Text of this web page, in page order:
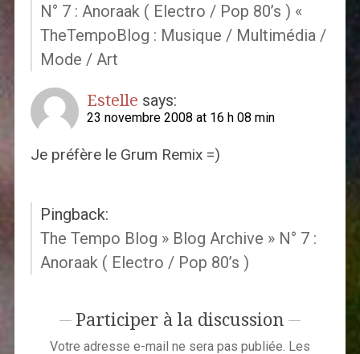
N° 7 : Anoraak ( Electro / Pop 80’s ) «
TheTempoBlog : Musique / Multimédia /
Mode / Art
Estelle says:
23 novembre 2008 at 16 h 08 min
Je préfère le Grum Remix =)
Pingback:
The Tempo Blog » Blog Archive » N° 7 :
Anoraak ( Electro / Pop 80’s )
Participer à la discussion
Votre adresse e-mail ne sera pas publiée. Les